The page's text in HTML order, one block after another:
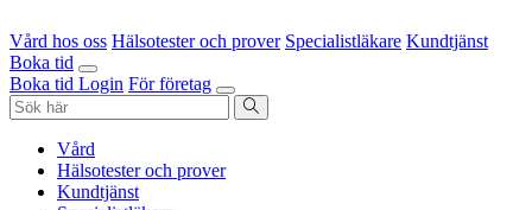
Vård hos oss Hälsotester och prover Specialistläkare Kundtjänst
Boka tid
Boka tid Login För företag
Vård
Hälsotester och prover
Kundtjänst